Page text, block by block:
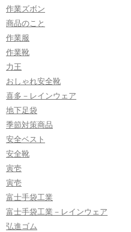
作業ズボン
商品のこと
作業服
作業靴
力王
おしゃれ安全靴
喜多－レインウェア
地下足袋
季節対策商品
安全ベスト
安全靴
寅壱
寅壱
富士手袋工業
富士手袋工業－レインウェア
弘進ゴム